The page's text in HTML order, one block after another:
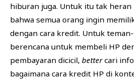
hiburan juga. Untuk itu tak
bahwa semua orang ingin
dengan cara kredit. Untuk
berencana untuk membeli HP
pembayaran dicicil, bettercari
bagaimana cara kredit HP di